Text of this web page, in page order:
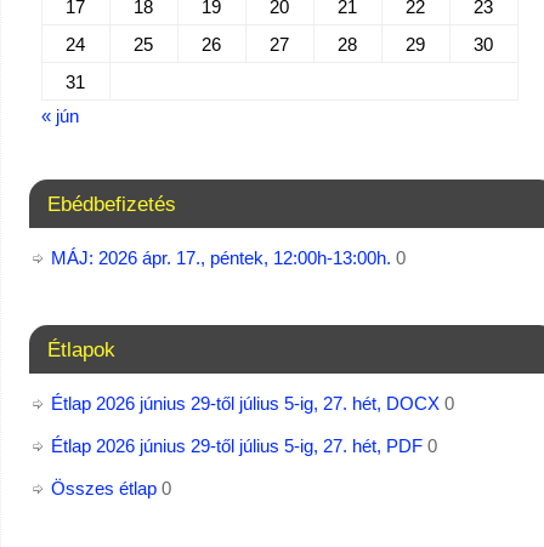
17
18 19 20 21 22
23
24
25 26 27 28 29
30
31
« jún
Ebédbefizetés
MÁJ: 2026 ápr. 17., péntek, 12:00h-13:00h. 0
Étlapok
Étlap 2026 június 29-től július 5-ig, 27. hét, DOCX0
Étlap 2026 június 29-től július 5-ig, 27. hét, PDF0
Összes étlap0